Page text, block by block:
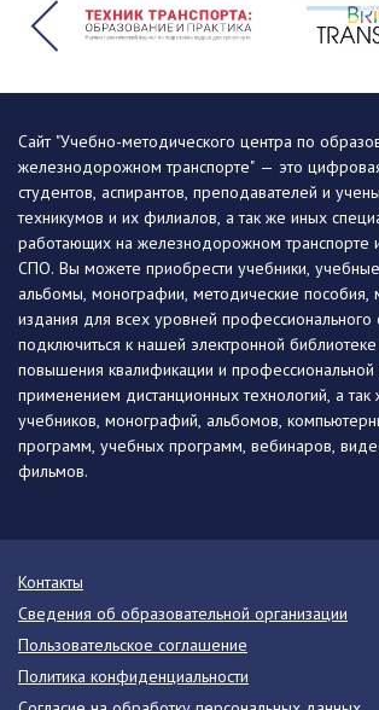
Сайт "Учебно-методического центра по
железнодорожном транспорте" — это
студентов, аспирантов, преподавателей и
техникумов и их филиалов, а так же иных
работающих на железнодорожном
СПО. Вы можете приобрести учебники,
альбомы, монографии, методические пособия,
издания для всех уровней профессионального
подключиться к нашей электронной
повышения квалификации и профессиональной
применением дистанционных технологий, а так
учебников, монографий, альбомов,
программ, учебных программ, вебинаров,
фильмов.
Контакты
Сведения об образовательной организации
Пользовательское соглашение
Политика конфиденциальности